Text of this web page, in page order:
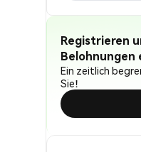
Registrieren
Belohnungen
Ein zeitlich
Sie!